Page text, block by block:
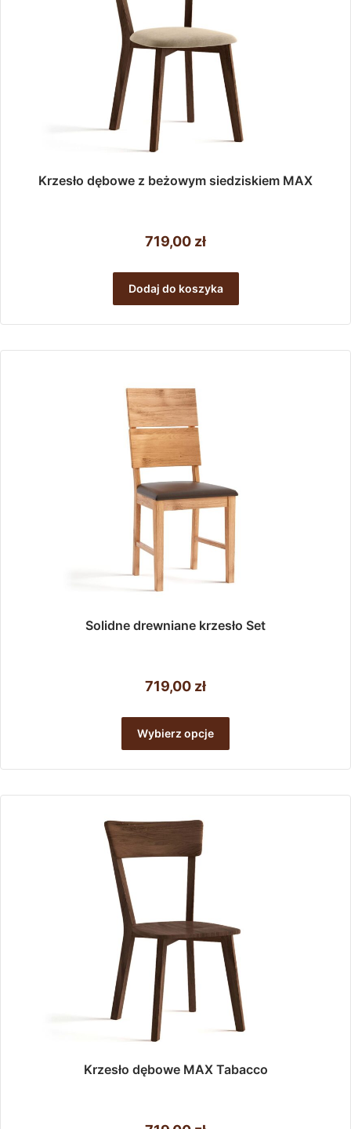
Krzesło dębowe z beżowym siedziskiem MAX
719,00 zł
Dodaj do koszyka
Solidne drewniane krzesło Set
719,00 zł
Wybierz opcje
ma
Opcje
Krzesło dębowe MAX Tabacco